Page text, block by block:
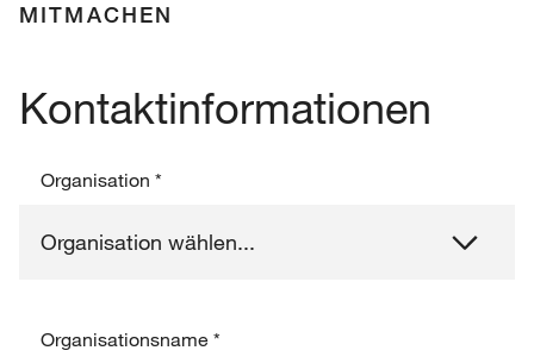
MITMACHEN
Kontaktinformationen
Organisation *
Organisationsname *